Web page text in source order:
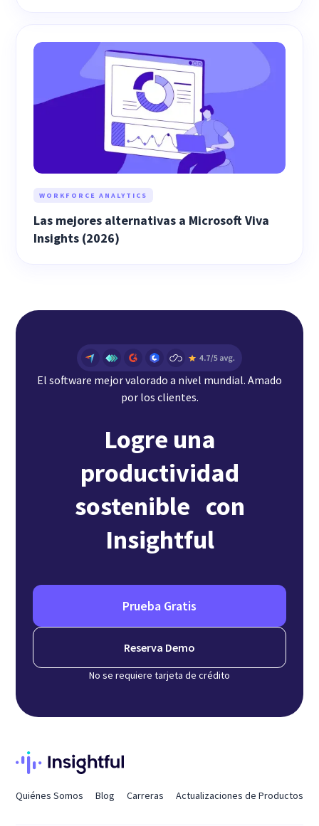
WORKFORCE ANALYTICS
Las mejores alternativas a Microsoft Viva
Insights (2026)
El software mejor valorado a nivel mundial. Amado
por los clientes.
Logre una
productividad
sostenible con
Insightful
Prueba Gratis
Reserva Demo
No se requiere tarjeta de crédito
Quiénes Somos Blog Carreras Actualizaciones de Productos